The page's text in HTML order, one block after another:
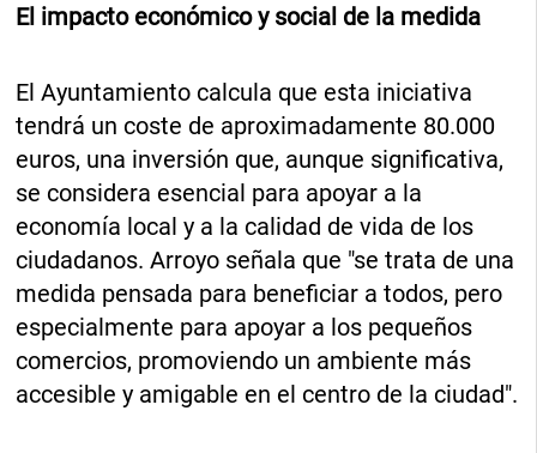
El impacto económico y social de la medida
El Ayuntamiento calcula que esta iniciativa
tendrá un coste de aproximadamente 80.000
euros, una inversión que, aunque significativa,
se considera esencial para apoyar a la
economía local y a la calidad de vida de los
ciudadanos. Arroyo señala que "se trata de una
medida pensada para beneficiar a todos, pero
especialmente para apoyar a los pequeños
comercios, promoviendo un ambiente más
accesible y amigable en el centro de la ciudad".